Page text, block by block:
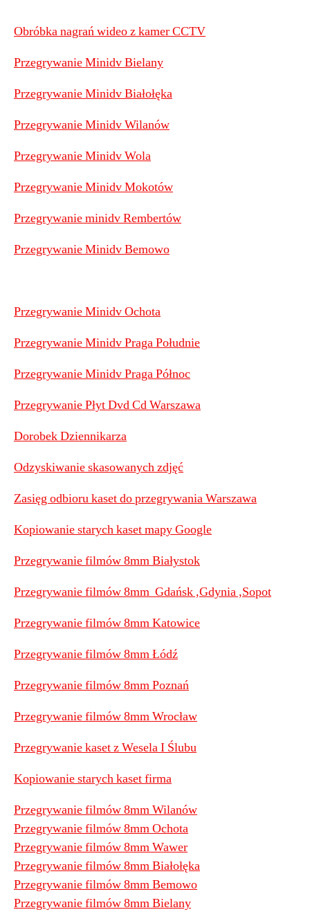
Obróbka nagrań wideo z kamer CCTV
Przegrywanie Minidv Bielany
Przegrywanie Minidv Białołęka
Przegrywanie Minidv Wilanów
Przegrywanie Minidv Wola
Przegrywanie Minidv Mokotów
Przegrywanie minidv Rembertów
Przegrywanie Minidv Bemowo
Przegrywanie Minidv Ochota
Przegrywanie Minidv Praga Południe
Przegrywanie Minidv Praga Północ
Przegrywanie Płyt Dvd Cd Warszawa
Dorobek Dziennikarza
Odzyskiwanie skasowanych zdjęć
Zasięg odbioru kaset do przegrywania Warszawa
Kopiowanie starych kaset mapy Google
Przegrywanie filmów 8mm Białystok
Przegrywanie filmów 8mm Gdańsk ,Gdynia ,Sopot
Przegrywanie filmów 8mm Katowice
Przegrywanie filmów 8mm Łódź
Przegrywanie filmów 8mm Poznań
Przegrywanie filmów 8mm Wrocław
Przegrywanie kaset z Wesela I Ślubu
Kopiowanie starych kaset firma
Przegrywanie filmów 8mm Wilanów
Przegrywanie filmów 8mm Ochota
Przegrywanie filmów 8mm Wawer
Przegrywanie filmów 8mm Białołęka
Przegrywanie filmów 8mm Bemowo
Przegrywanie filmów 8mm Bielany